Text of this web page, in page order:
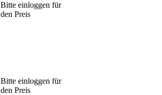
Bitte einloggen für
den Preis
Bitte einloggen für
den Preis